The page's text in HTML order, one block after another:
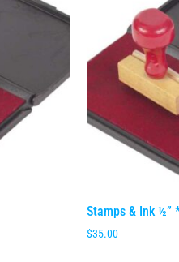
Stamps & Ink ½”
$35.00